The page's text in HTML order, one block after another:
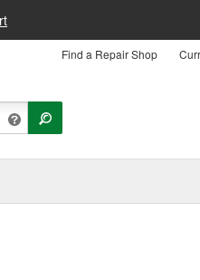
Find a Repair Shop